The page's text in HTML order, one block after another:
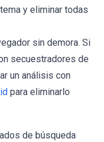
y eliminar todas
sin demora. Si
secuestradores de
un análisis con
para eliminarlo
de búsqueda